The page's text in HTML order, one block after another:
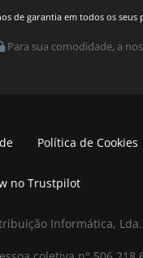
de garantia em todos os
Para sua comodidade, a
Política de Cookies
no Trustpilot
Informática, Lda.